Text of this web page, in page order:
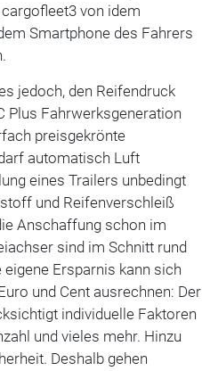
cargofleet3 von idem
Smartphone des Fahrers
jedoch, den Reifendruck
Plus Fahrwerksgeneration
preisgekrönte
automatisch Luft
eines Trailers unbedingt
und Reifenverschleiß
Anschaffung schon im
sind im Schnitt rund
Ersparnis kann sich
und Cent ausrechnen: Der
individuelle Faktoren
und vieles mehr. Hinzu
Deshalb gehen